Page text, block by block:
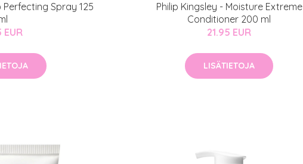
Perfecting Spray 125
EUR
Philip Kingsley - Moisture Extreme
Conditioner 200 ml
21.95 EUR
LISÄTIETOJA
KATSO TARJOUS